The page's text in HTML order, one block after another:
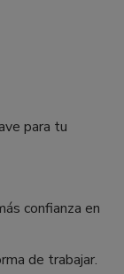
para tu
confianza en
de trabajar.